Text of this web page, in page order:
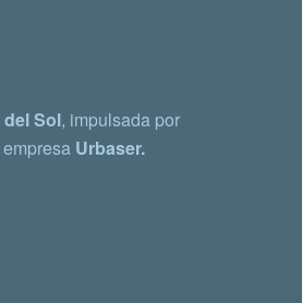
Sol, impulsada por
Urbaser.